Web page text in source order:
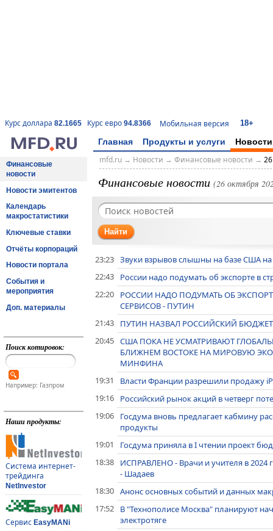
Курс доллара 82.1665 Курс евро 94.8366 Мобильная версия 18+
Главная Продукты и услуги Новости
Финансовые
новости
Новости эмитентов
Календарь
макростатистики
Ключевые ставки
Отчёты корпораций
Новости портала
События и
мероприятия
Доп. материалы
Поиск котировок:
Например: Газпром
Наши продукты:
Система интернет-
трейдинга
NetInvestor
Сервис EasyMANi
mfd.ru→ Новости → Финансовые новости →
Финансовые новости (26 октября
Найти
23:23 Звуки взрывов слышны на базе США
22:43
России надо подумать об экспорте в
22:20
РОССИИ НАДО ПОДУМАТЬ ОБ
СЕРВИСОВ - ПУТИН
21:43
ПУТИН НАЗВАЛ РОССИЙСКИЙ
20:45 США ПОКА НЕ УСМАТРИВАЮТ
БЛИЖНЕМ ВОСТОКЕ НА МИРОВУЮ
МИНФИНА
19:31
Власти Франции разрешили продажу
19:16
Российский рынок акций в четверг
19:06
Госдума вновь предлагает кабмину
продукты
19:01
Госдума приняла в I чтении проект
18:38
ИСПРАВЛЕНО - Врачи и учителя в 2024
- Шадаев
18:30 Анонс основных событий и данных
17:52
В "Технополисе Москва" планируют
электротяге